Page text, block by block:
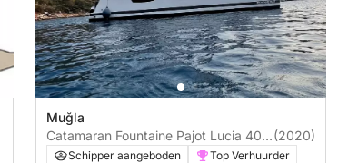
Muğla
Catamaran Fountaine Pajot Lucia 40
12m
(2020)
Schipper aangeboden
Top Verhuurder